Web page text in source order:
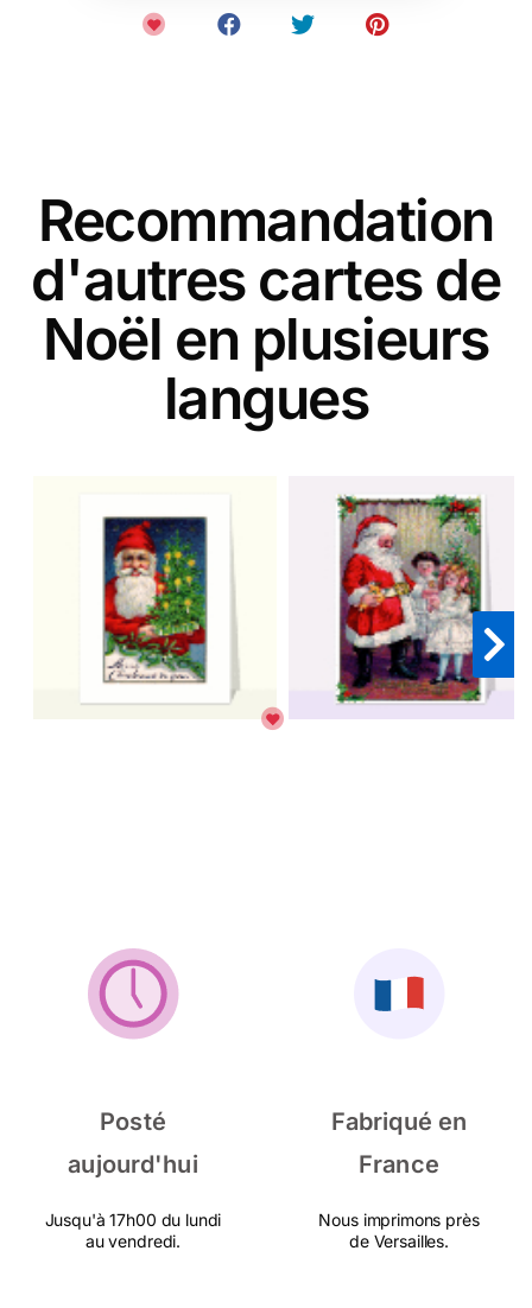
Recommandation
d'autres cartes de
Noël en plusieurs
langues
Posté
aujourd'hui
Jusqu'à 17h00 du lundi
au vendredi.
Fabriqué en
France
Nous imprimons près
de Versailles.